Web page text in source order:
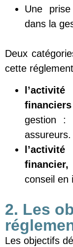
Une
dans la
Deux
cette
gestion :
assureurs.
financier,
conseil en
2. Les
Les objectifs